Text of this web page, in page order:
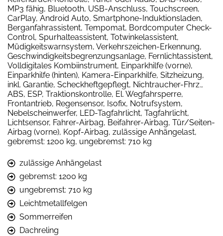
MP3 fähig, Bluetooth, USB-Anschluss, Touchscreen,
CarPlay, Android Auto, Smartphone-Induktionsladen,
Berganfahrassistent, Tempomat, Bordcomputer Check-
Control, Spurhalteassistent, Totwinkelassistent,
Müdigkeitswarnsystem, Verkehrszeichen-Erkennung,
Geschwindigkeitsbegrenzungsanlage, Fernlichtassistent,
Volldigitales Kombiinstrument, Einparkhilfe (vorne),
Einparkhilfe (hinten), Kamera-Einparkhilfe, Sitzheizung,
inkl. Garantie, Scheckheftgepflegt, Nichtraucher-Fhrz.,
ABS, ESP, Traktionskontrolle, El. Wegfahrsperre,
Frontantrieb, Regensensor, Isofix, Notrufsystem,
Nebelscheinwerfer, LED-Tagfahrlicht, Tagfahrlicht,
Lichtsensor, Fahrer-Airbag, Beifahrer-Airbag, Tür/Seiten-
Airbag (vorne), Kopf-Airbag, zulässige Anhängelast,
gebremst: 1200 kg, ungebremst: 710 kg
zulässige Anhängelast
gebremst: 1200 kg
ungebremst: 710 kg
Leichtmetallfelgen
Sommerreifen
Dachreling